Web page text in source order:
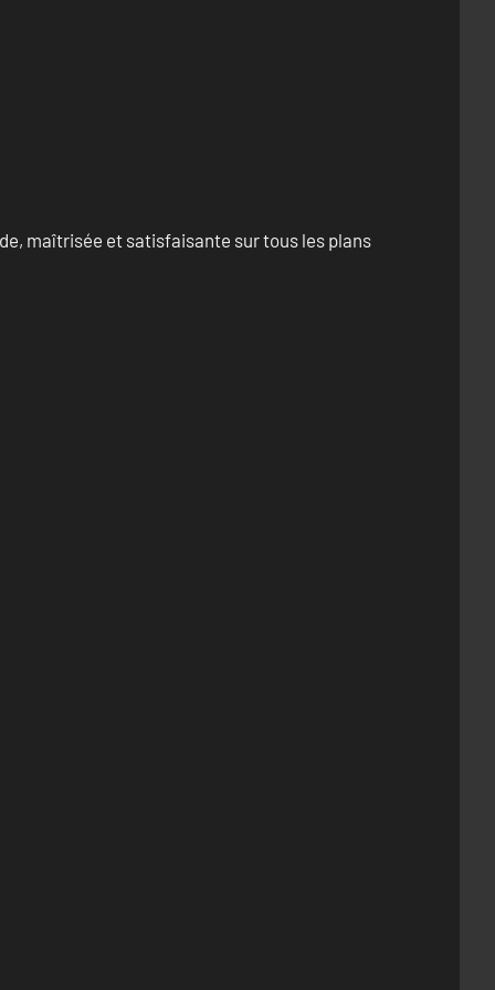
maîtrisée et satisfaisante sur tous les plans